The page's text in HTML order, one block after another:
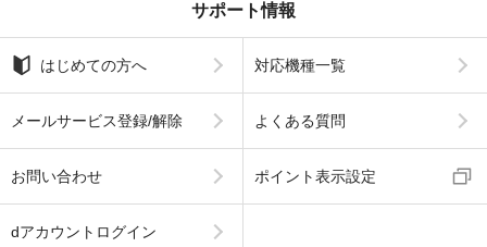
サポート情報
はじめての方へ 対応機種一覧
メールサービス登録/解除 よくある質問
お問い合わせ ポイント表示設定
dアカウントログイン